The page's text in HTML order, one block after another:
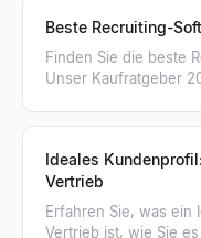
Beste Recruiting-
Finden Sie die beste
Unser Kaufratgeber
Ideales
Vertrieb
Erfahren Sie, was ein
Vertrieb ist, wie Sie